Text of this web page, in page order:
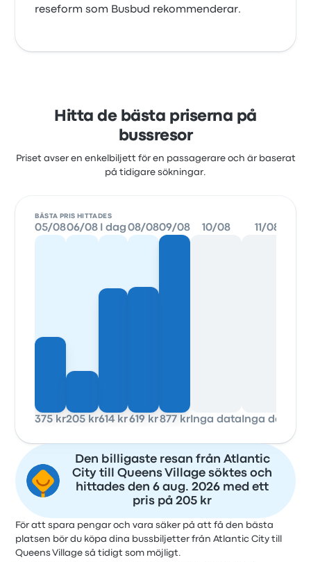
reseform som Busbud rekommenderar.
Hitta de bästa priserna på
bussresor
Priset avser en enkelbiljett för en passagerare och är baserat
på tidigare sökningar.
BÄSTA PRIS HITTADES
05/08
375 kr
06/08
205 kr
I dag
614 kr
08/08
619 kr
09/08
877 kr
10/08
Inga data
11/08
Inga data
Den billigaste resan från Atlantic
City till Queens Village söktes och
hittades den 6 aug. 2026 med ett
pris på 205 kr
För att spara pengar och vara säker på att få den bästa
platsen bör du köpa dina bussbiljetter från Atlantic City till
Queens Village så tidigt som möjligt.